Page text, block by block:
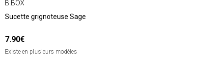
B.BOX
Sucette grignoteuse Sage
7.90€
Existe en plusieurs modèles